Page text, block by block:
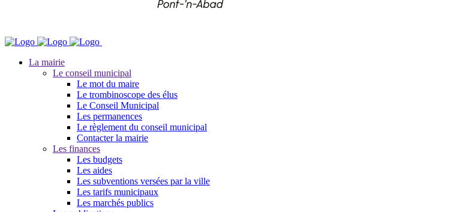
La mairie
Le conseil municipal
Le mot du maire
Le trombinoscope des élus
Le Conseil Municipal
Les permanences
Le règlement du conseil municipal
Contacter la mairie
Les finances
Les budgets
Les aides
Les subventions versées par la ville
Les tarifs municipaux
Les marchés publics